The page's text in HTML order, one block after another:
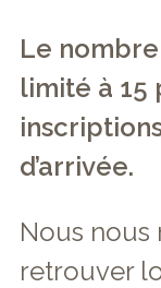
Le nombre
limité à 15
d’arrivée.
Nous nous
retrouver